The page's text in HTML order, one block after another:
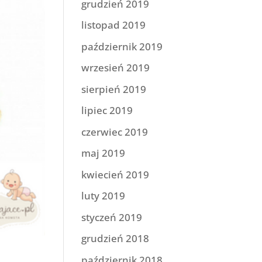
grudzień 2019
listopad 2019
październik 2019
wrzesień 2019
sierpień 2019
lipiec 2019
czerwiec 2019
maj 2019
kwiecień 2019
luty 2019
styczeń 2019
grudzień 2018